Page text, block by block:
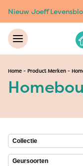
Nieuw Joeff
Home - Product Merken -